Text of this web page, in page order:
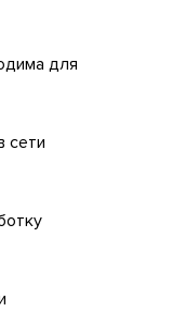
для
сети